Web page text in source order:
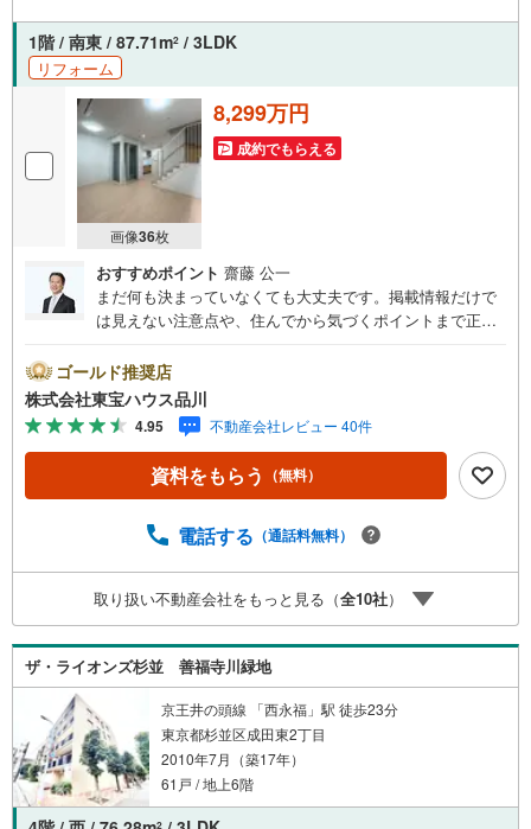
1階 / 南東 / 87.71m2 / 3LDK
リフォーム
画像36枚
8,299万円
成約でもらえる
おすすめポイント 齋藤 公一
まだ何も決まっていなくても大丈夫です。掲載情報だけで
は見えない注意点や、住んでから気づくポイントまで正直
とも包み隠さずお伝えし、「納得して選ぶ」ためのサポー
トを大切にしています。現地でしか分からないリアルな情
報も含めて、一緒に後悔しない住まい探しを進めていきま
しょう。まずはお気軽にご相談ください。【Yahoo！ 不動
産キャンペーン対象店舗】当店で物件を成約するとPayPay
ボーナスライトがもらえる「Yahoo！ 不動産 物件ご成約キ
予約をする」ボタンからお問い合わせください。※必ずYah
スライトは出金と譲渡はできません。ご案内・詳細な資料
のご請求はお気軽にどうぞ♪お電話でのお問い合わせも常
時受け付けております！お気軽にお問い合わせください。
ゴールド推奨店
株式会社東宝ハウス品川
4.95 不動産会社レビュー 40件
資料をもらう （無料）
電話する （通話料無料）
取り扱い不動産会社をもっと見る（全10社）
ザ・ライオンズ杉並 善福寺川緑地
京王井の頭線 「西永福」駅 徒歩23分
東京都杉並区成田東2丁目
2010年7月（築17年）
61戸 / 地上6階
2